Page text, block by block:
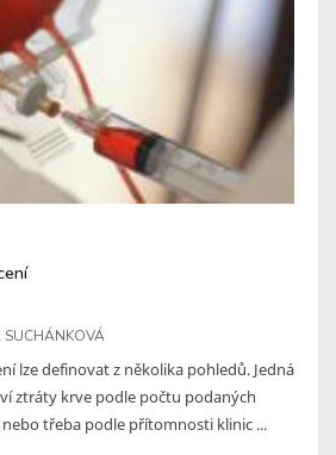
SUCHÁNKOVÁ
lze definovat z několika pohledů. Jedná
ztráty krve podle počtu podaných
třeba podle přítomnosti klinic ...